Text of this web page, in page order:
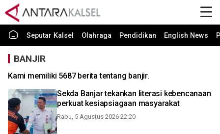
Seputar Kalsel Olahraga Pendidikan English News
BANJIR
Kami memiliki 5687 berita tentang banjir.
Sekda Banjar tekankan literasi kebencanaan
perkuat kesiapsiagaan masyarakat
Rabu, 5 Agustus 2026 22:20